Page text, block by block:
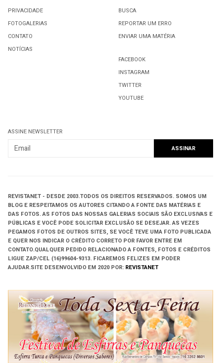
PRIVACIDADE
FOTOGALERIAS
CONTATO
NOTÍCIAS
BUSCA
REPORTAR UM ERRO
ENVIAR UMA MATÉRIA
FACEBOOK
INSTAGRAM
TWITTER
YOUTUBE
ASSINE NEWSLETTER
REVISTANET - DESDE 2003.TODOS OS DIREITOS RESERVADOS. SOMOS UM
BLOG E RESPEITAMOS OS AUTORES CITANDO A FONTE DAS MATÉRIAS E
DAS FOTOS. AS FOTOS DAS NOSSAS GALERIAS SOCIAIS SÃO EXCLUSIVAS E
PÚBLICAS E VOCÊ PODE SOLICITAR EXCLUSÃO SE DESEJAR. AS VEZES
PEGAMOS FOTOS DE OUTROS SITES, SE VOCÊ TEVE UMA FOTO PUBLICADA
E QUER NOS INDICAR O CRÉDITO CORRETO POR FAVOR ENTRE EM
CONTATO.QUALQUER PEDIDO RELACIONADO A FONTES, FOTOS E CRÉDITOS
LIGUE ZAP/CEL (16)99604-9313. FICAREMOS FELIZES EM PODER
AJUDAR.SITE DESENVOLVIDO EM 2020 POR: REVISTANET